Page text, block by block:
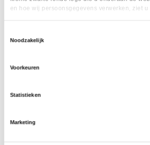
en hoe wij persoonsgegevens verwerken, ziet
Noodzakelijk
Voorkeuren
Statistieken
Marketing